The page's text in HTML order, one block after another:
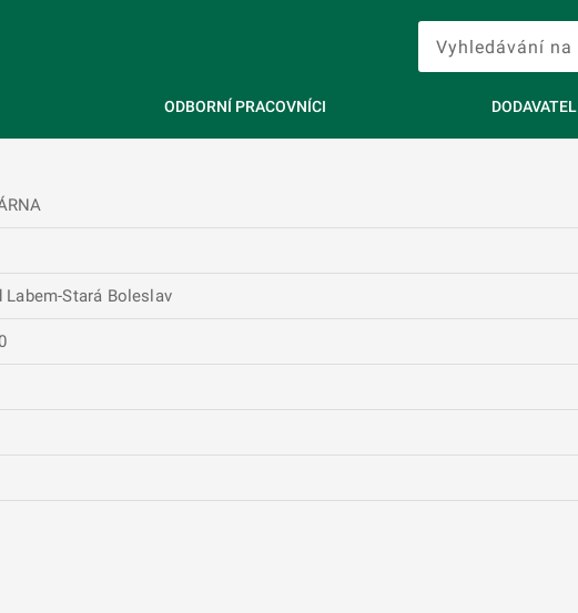
ODBORNÍ PRACOVNÍCI DODAVATEL
Labem-Stará Boleslav
kartě